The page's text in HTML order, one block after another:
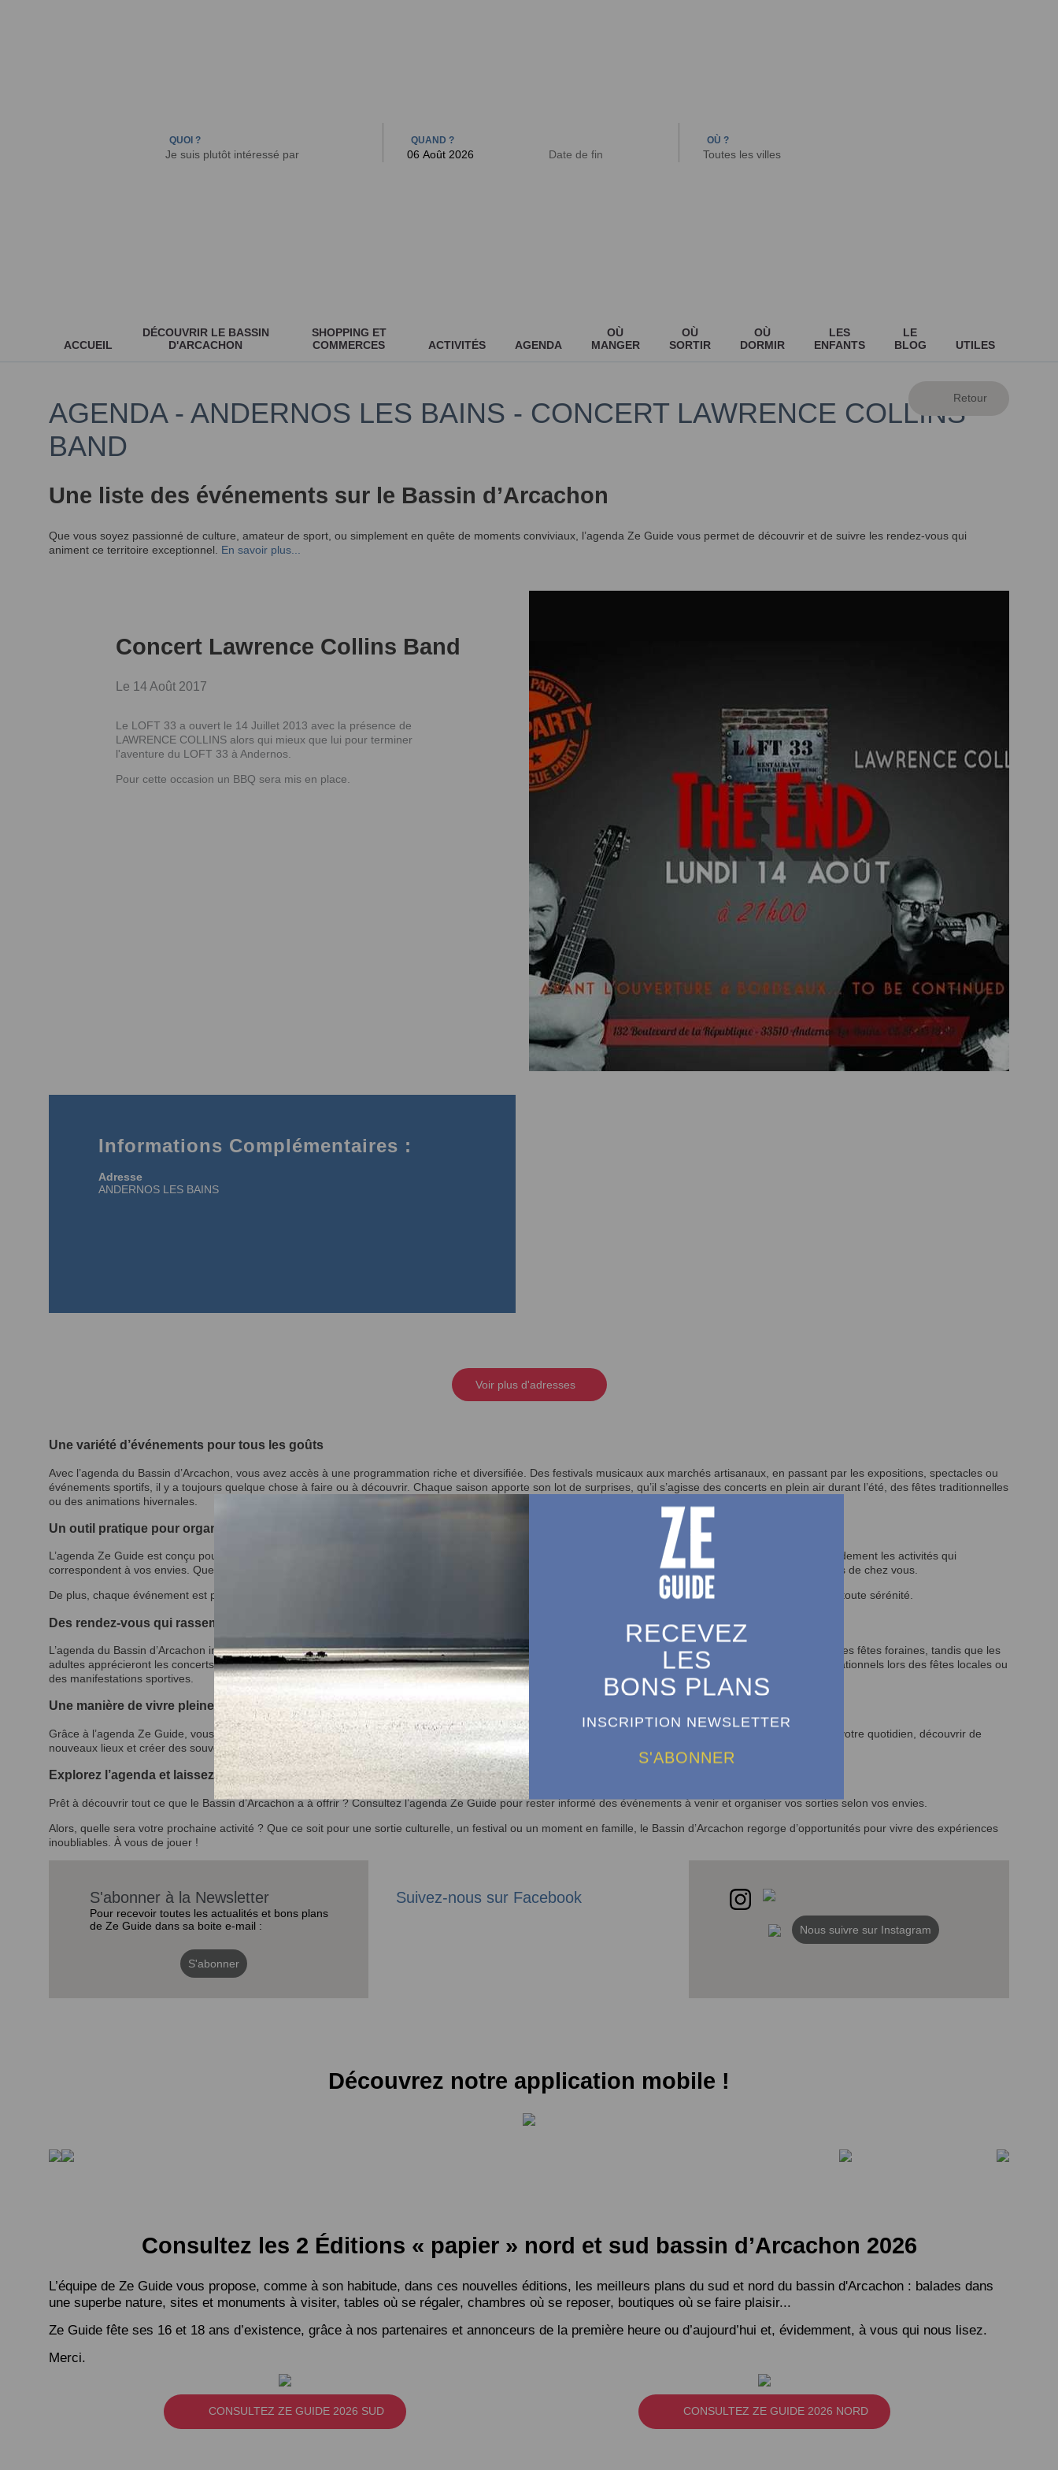
RECEVEZ
LES
BONS PLANS
INSCRIPTION NEWSLETTER
S'ABONNER
QUOI ? QUAND ? OÙ ?
ACCUEIL
DÉCOUVRIR LE BASSIN
D'ARCACHON
SHOPPING ET
COMMERCES
ACTIVITÉS AGENDA
OÙ
MANGER
OÙ
SORTIR
OÙ
DORMIR
LES
ENFANTS
LE
BLOG
UTILES
AGENDA - ANDERNOS LES BAINS - CONCERT LAWRENCE COLLINS
BAND
Une liste des événements sur le Bassin d’Arcachon
Que vous soyez passionné de culture, amateur de sport, ou simplement en quête de moments conviviaux, l’agenda Ze Guide vous permet de découvrir et de suivre les rendez-vous qui
animent ce territoire exceptionnel. En savoir plus...
Concert Lawrence Collins Band
Le 14 Août 2017
Le LOFT 33 a ouvert le 14 Juillet 2013 avec la présence de
LAWRENCE COLLINS alors qui mieux que lui pour terminer
l'aventure du LOFT 33 à Andernos.
Pour cette occasion un BBQ sera mis en place.
Informations Complémentaires :
Adresse
ANDERNOS LES BAINS
Voir plus d'adresses
Une variété d’événements pour tous les goûts
Avec l’agenda du Bassin d’Arcachon, vous avez accès à une programmation riche et diversifiée. Des festivals musicaux aux marchés artisanaux, en passant par les expositions, spectacles ou
événements sportifs, il y a toujours quelque chose à faire ou à découvrir. Chaque saison apporte son lot de surprises, qu’il s’agisse des concerts en plein air durant l’été, des fêtes traditionnelles
ou des animations hivernales.
Un outil pratique pour organiser vos sorties
L’agenda Ze Guide est conçu pour vous offrir une navigation claire et intuitive. Vous pouvez trier les événements par lieu, date ou catégorie afin de trouver rapidement les activités qui
correspondent à vos envies. Que vous soyez à Arcachon, La Teste-de-Buch ou Lège-Cap Ferret, il est facile de repérer les rendez-vous à ne pas manquer près de chez vous.
De plus, chaque événement est présenté avec des informations détaillées : horaires, lieux, tarifs et descriptions pour vous permettre de planifier vos sorties en toute sérénité.
Des rendez-vous qui rassemblent toute la famille
L’agenda du Bassin d’Arcachon inclut des activités pour tous les âges et tous les centres d’intérêt. Les enfants adoreront les ateliers créatifs, les spectacles ou les fêtes foraines, tandis que les
adultes apprécieront les concerts, conférences et événements gastronomiques. C’est également une excellente occasion de partager des moments intergénérationnels lors des fêtes locales ou
des manifestations sportives.
Une manière de vivre pleinement le Bassin d’Arcachon
Grâce à l’agenda Ze Guide, vous ne manquerez aucun des temps forts qui rythment la vie du Bassin d’Arcachon. Il s’agit d’un outil indispensable pour enrichir votre quotidien, découvrir de
nouveaux lieux et créer des souvenirs mémorables en famille ou entre amis.
Explorez l’agenda et laissez-vous inspirer
Prêt à découvrir tout ce que le Bassin d’Arcachon a à offrir ? Consultez l’agenda Ze Guide pour rester informé des événements à venir et organiser vos sorties selon vos envies.
Alors, quelle sera votre prochaine activité ? Que ce soit pour une sortie culturelle, un festival ou un moment en famille, le Bassin d’Arcachon regorge d’opportunités pour vivre des expériences
inoubliables. À vous de jouer !
S'abonner à la Newsletter
Pour recevoir toutes les actualités et bons plans
de Ze Guide dans sa boite e-mail :
S'abonner
Suivez-nous sur Facebook
Nous suivre sur Instagram
Découvrez notre application mobile !
Consultez les 2 Éditions « papier » nord et sud bassin d’Arcachon 2026
L’équipe de Ze Guide vous propose, comme à son habitude, dans ces nouvelles éditions, les meilleurs plans du sud et nord du bassin d'Arcachon : balades dans
une superbe nature, sites et monuments à visiter, tables où se régaler, chambres où se reposer, boutiques où se faire plaisir...
Ze Guide fête ses 16 et 18 ans d’existence, grâce à nos partenaires et annonceurs de la première heure ou d’aujourd’hui et, évidemment, à vous qui nous lisez.
Merci.
CONSULTEZ ZE GUIDE 2026 SUD CONSULTEZ ZE GUIDE 2026 NORD